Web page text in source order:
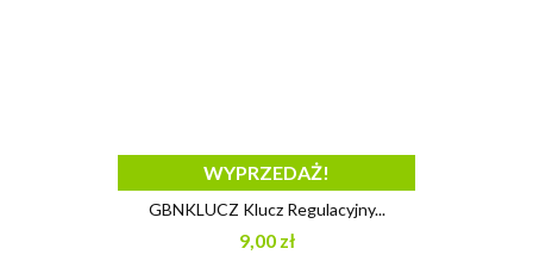
GBNKLUCZ Klucz Regulacyjny...
9,00 zł
WYPRZEDAŻ!